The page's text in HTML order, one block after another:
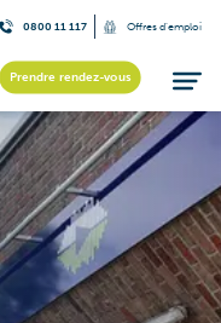
0800 11 117 Offres d’emploi
Prendre rendez-vous